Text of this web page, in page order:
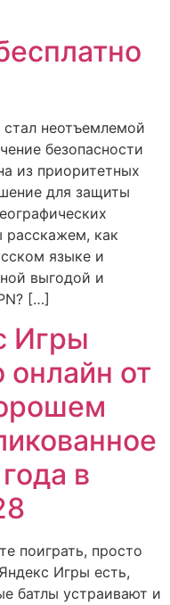
неотъемлемой
безопасности
из приоритетных
для защиты
расскажем, как
языке и
выгодой и
[…]
Игры
онлайн от
в
поиграть, просто
Игры есть,
батлы устраивают и